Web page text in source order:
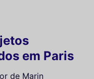
em Paris
de Marin